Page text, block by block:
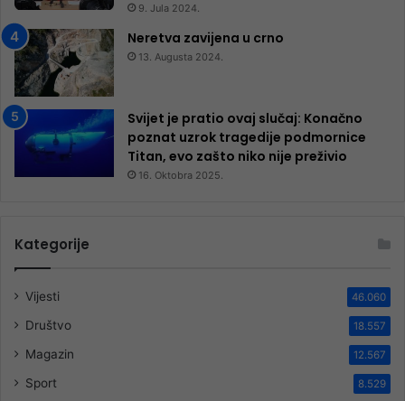
9. Jula 2024.
Neretva zavijena u crno
13. Augusta 2024.
Svijet je pratio ovaj slučaj: Konačno
poznat uzrok tragedije podmornice
Titan, evo zašto niko nije preživio
16. Oktobra 2025.
Kategorije
Vijesti 46.060
Društvo 18.557
Magazin 12.567
Sport 8.529